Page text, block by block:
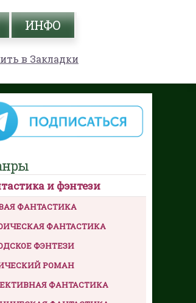
ИНФО
в Закладки
и фэнтези
ФАНТАСТИКА
ФАНТАСТИКА
ФЭНТЕЗИ
РОМАН
ФАНТАСТИКА